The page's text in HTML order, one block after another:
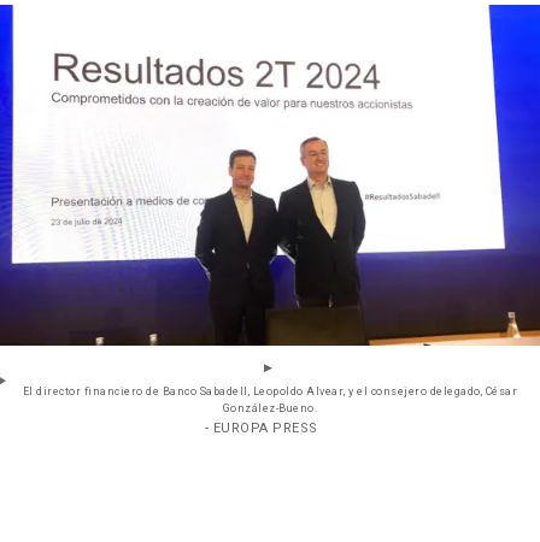
El director financiero de Banco Sabadell, Leopoldo Alvear, y el consejero delegado, César
González-Bueno.
- EUROPA PRESS